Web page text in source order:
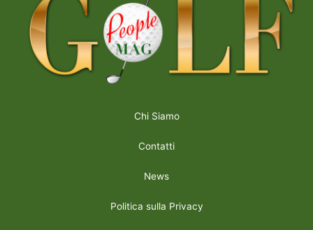
Chi Siamo
Contatti
News
Politica sulla Privacy